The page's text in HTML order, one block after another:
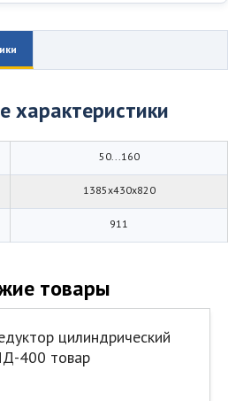
характеристики
50...160
1385х430х820
911
товары